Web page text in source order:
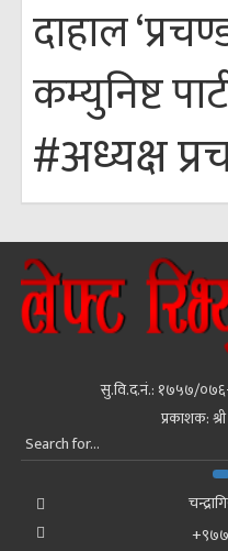
दाहाल
कम्युनिष्ट
#अध्यक्ष
सु.वि.द.नं.: १७५७/
प्रकाशक: श्री